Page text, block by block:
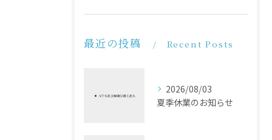
最近の投稿 Recent Posts
2026/08/03
夏季休業のお知らせ